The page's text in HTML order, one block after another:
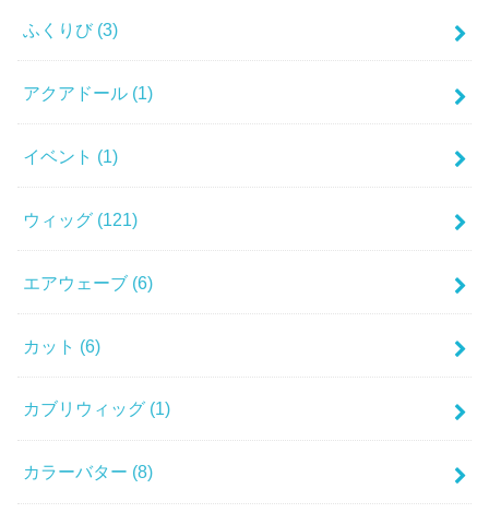
ふくりび (3)
アクアドール (1)
イベント (1)
ウィッグ (121)
エアウェーブ (6)
カット (6)
カブリウィッグ (1)
カラーバター (8)